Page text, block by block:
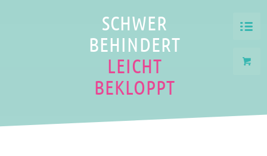
SCHWER
BEHINDERT
LEICHT
BEKLOPPT